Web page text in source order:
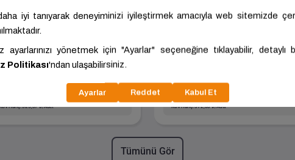
30.00x40.00x1.50x6000.00
Profil Demir
Çelik
SİVAS - MERKEZ
Hariç: 325,07 ₺/Adet
40.00x40.00x1.50x6000.00
Profil Demir
SİVAS - MERKEZ
409,20 ₺/Adet
KDV Hariç: 372,00 ₺/Adet
Tümünü Gör